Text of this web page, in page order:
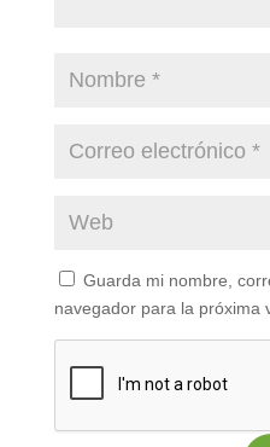
Guarda mi nombre,
navegador para la próxima